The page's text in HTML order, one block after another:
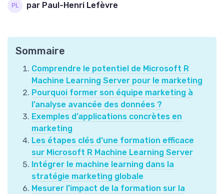
par Paul-Henri Lefèvre
Sommaire
Comprendre le potentiel de Microsoft R
Machine Learning Server pour le marketing
Pourquoi former son équipe marketing à
l’analyse avancée des données ?
Exemples d’applications concrètes en
marketing
Les étapes clés d’une formation efficace
sur Microsoft R Machine Learning Server
Intégrer le machine learning dans la
stratégie marketing globale
Mesurer l’impact de la formation sur la